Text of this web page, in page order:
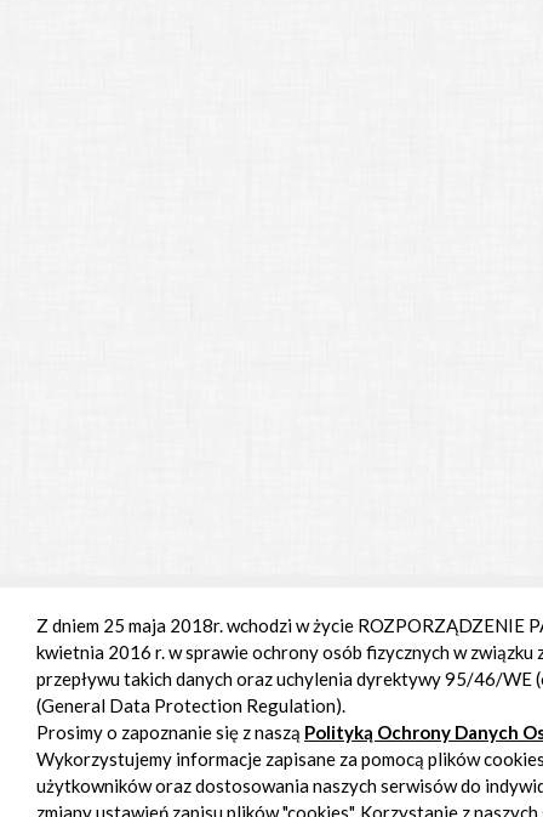
Z dniem 25 maja 2018r. wchodzi w życie ROZPORZĄDZENIE
kwietnia 2016 r. w sprawie ochrony osób fizycznych w
przepływu takich danych oraz uchylenia dyrektywy 95/46/WE
(General Data Protection Regulation).
Prosimy o zapoznanie się z naszą Polityką Ochrony Danych
Wykorzystujemy informacje zapisane za pomocą plików
użytkowników oraz dostosowania naszych serwisów do
zmiany ustawień zapisu plików "cookies". Korzystanie z